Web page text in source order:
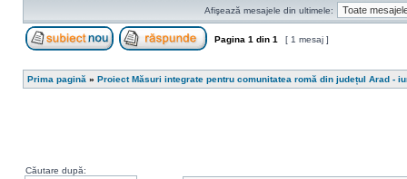
Afişează mesajele din ultimele:
Pagina 1 din 1 [ 1 mesaj ]
Prima pagină » Proiect Măsuri integrate pentru comunitatea romă din județul Arad -
Căutare după: